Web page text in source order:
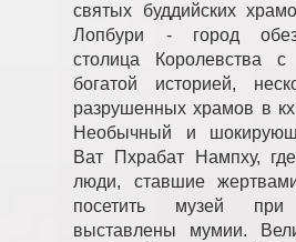
святых буддийских
Лопбури - город
столица Королевства
богатой историей,
разрушенных храмов в
Необычный и
Ват Пхрабат Нампху,
люди, ставшие
посетить музей
выставлены мумии.